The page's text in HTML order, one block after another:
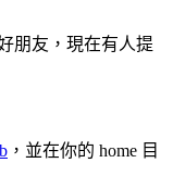
朋友，現在有人提
，並在你的 home 目